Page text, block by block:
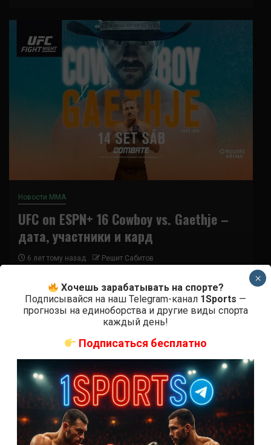
Новости ММА
UFC on ESPN+ 16 Cowboy vs. Gaethje –
дата, участники и кард
6 лет тому назад Решит Сабитов
Когда и где – дата, место и время проведения
UFC Fight Night 158 Cowboy vs. Gaethje 15
сентября на Роджерс-арена...
Хочешь зарабатывать на спорте?
Подписывайся на наш Telegram-канал 1Sports —
прогнозы на единоборства и другие виды спорта
каждый день!
Подписаться бесплатно
×